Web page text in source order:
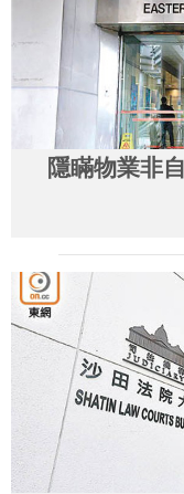
隱瞞物業非